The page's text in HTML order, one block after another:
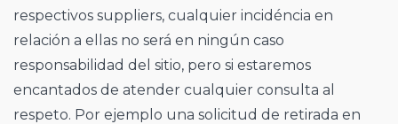
respectivos suppliers, cualquier incidéncia en
relación a ellas no será en ningún caso
responsabilidad del sitio, pero si estaremos
encantados de atender cualquier consulta al
respeto. Por ejemplo una solicitud de retirada en